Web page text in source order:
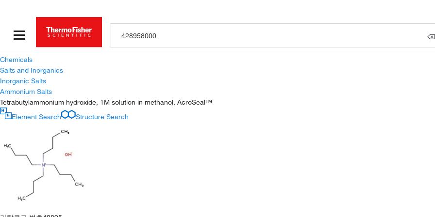
Chemicals
Salts and Inorganics
Inorganic Salts
Ammonium Salts
Tetrabutylammonium hydroxide, 1M solution in methanol, AcroSeal™
Element Search
Structure Search